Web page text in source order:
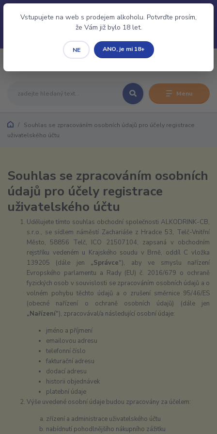
Přihlásit/Registrovat.
Vstupujete na web s prodejem alkoholu. Potvrďte prosím,
že Vám již bylo 18 let.
NE ANO, je mi 18+
Menu
Souhlas se zpracováním osobních údajů pro účely registrace
uživatelského účtu
Souhlas se zpracováním osobních
údajů pro účely registrace
uživatelského účtu
Udělujete tímto souhlas obchodní společnosti ALKODRINK-CB,
s.r.o., se sídlem náměstí Zachariáše z Hradce 53, Telč-Vnitřní
Město, 58856 Telč, ICO 21507104, zapsaná v obchodním
rejstříku vedeném u Krajského soudu v Brně, oddíl C vložka
139205 (dále jen „Správce“), aby ve smyslu nařízení
Evropského parlamentu a Rady (EU) č. 2016/679 o ochraně
fyzických osob v souvislosti se zpracováním osobních údajů a o
volném pohybu těchto údajů a o zrušení směrnice 95/46/ES
(obecné nařízení o ochraně osobních údajů) (dále jen
„Nařízení“), zpracovával/a následující osobní údaje:
jméno a příjmení
emailovou adresu
telefonní číslo
fakturační adresu
dodací adresu
historii objednávek
platební údaje
Výše uvedené osobní údaje budou zpracovány za účelem:
zřízení a administrace uživatelského účtu
nabídnutí pohodlnějšího nákupního zážitku